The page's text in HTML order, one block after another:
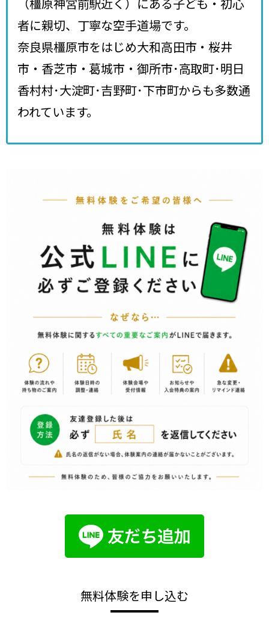
（橿原神宮前駅近く）にある子ども・初心
者に親切、丁寧な空手道場です。
奈良県橿原市をはじめ大和高田市・桜井
市・香芝市・葛城市・御所市･高取町･明日
香村村･大淀町･吉野町･下市町からも多数通
われています。
無料体験を申し込む